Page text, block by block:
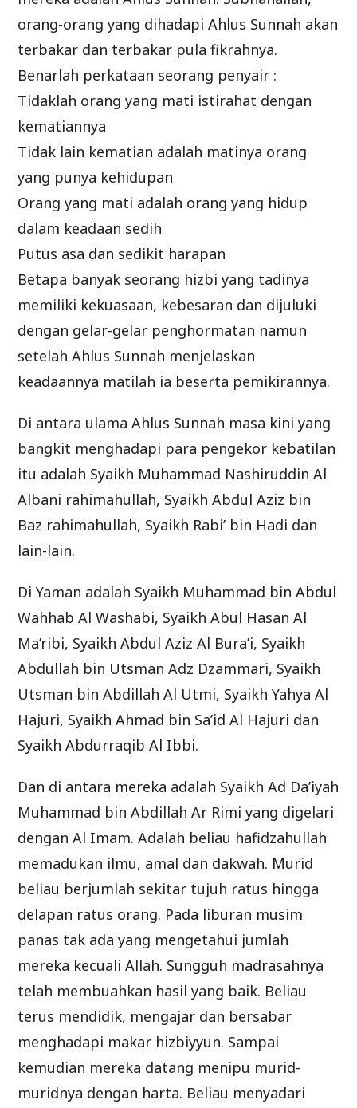
orang-orang yang dihadapi Ahlus Sunnah akan
terbakar dan terbakar pula fikrahnya.
Benarlah perkataan seorang penyair :
Tidaklah orang yang mati istirahat dengan
kematiannya
Tidak lain kematian adalah matinya orang
yang punya kehidupan
Orang yang mati adalah orang yang hidup
dalam keadaan sedih
Putus asa dan sedikit harapan
Betapa banyak seorang hizbi yang tadinya
memiliki kekuasaan, kebesaran dan dijuluki
dengan gelar-gelar penghormatan namun
setelah Ahlus Sunnah menjelaskan
keadaannya matilah ia beserta pemikirannya.
Di antara ulama Ahlus Sunnah masa kini yang
bangkit menghadapi para pengekor kebatilan
itu adalah Syaikh Muhammad Nashiruddin Al
Albani rahimahullah, Syaikh Abdul Aziz bin
Baz rahimahullah, Syaikh Rabi’ bin Hadi dan
lain-lain.
Di Yaman adalah Syaikh Muhammad bin Abdul
Wahhab Al Washabi, Syaikh Abul Hasan Al
Ma’ribi, Syaikh Abdul Aziz Al Bura’i, Syaikh
Abdullah bin Utsman Adz Dzammari, Syaikh
Utsman bin Abdillah Al Utmi, Syaikh Yahya Al
Hajuri, Syaikh Ahmad bin Sa’id Al Hajuri dan
Syaikh Abdurraqib Al Ibbi.
Dan di antara mereka adalah Syaikh Ad Da’iyah
Muhammad bin Abdillah Ar Rimi yang digelari
dengan Al Imam. Adalah beliau hafidzahullah
memadukan ilmu, amal dan dakwah. Murid
beliau berjumlah sekitar tujuh ratus hingga
delapan ratus orang. Pada liburan musim
panas tak ada yang mengetahui jumlah
mereka kecuali Allah. Sungguh madrasahnya
telah membuahkan hasil yang baik. Beliau
terus mendidik, mengajar dan bersabar
menghadapi makar hizbiyyun. Sampai
kemudian mereka datang menipu murid-
muridnya dengan harta. Beliau menyadari